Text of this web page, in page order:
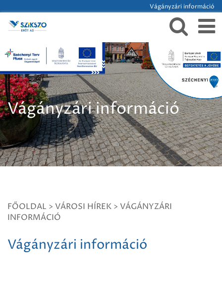
Vágányzári információ
Vágányzári információ
FŐOLDAL > VÁROSI HÍREK > VÁGÁNYZÁRI
INFORMÁCIÓ
Vágányzári információ